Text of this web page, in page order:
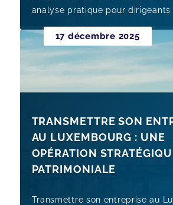
analyse pratique pour dirigeants
Luxembourg, avec points de
preparation et leviers de cess
TRANSMETTRE SON
AU LUXEMBOURG : UNE
OPÉRATION
PATRIMONIALE
Transmettre son entreprise au
17 décembre 2025